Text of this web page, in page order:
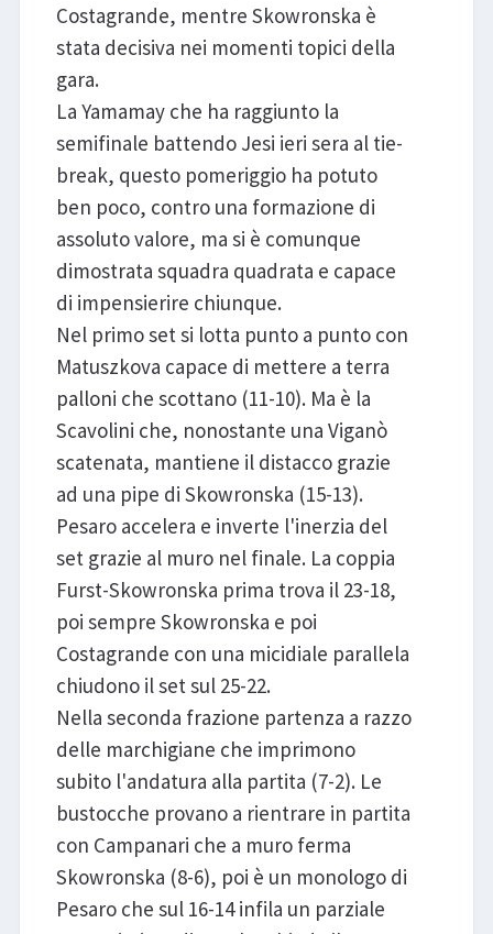
Costagrande, mentre Skowronska è
stata decisiva nei momenti topici della
gara.
La Yamamay che ha raggiunto la
semifinale battendo Jesi ieri sera al tie-
break, questo pomeriggio ha potuto
ben poco, contro una formazione di
assoluto valore, ma si è comunque
dimostrata squadra quadrata e capace
di impensierire chiunque.
Nel primo set si lotta punto a punto con
Matuszkova capace di mettere a terra
palloni che scottano (11-10). Ma è la
Scavolini che, nonostante una Viganò
scatenata, mantiene il distacco grazie
ad una pipe di Skowronska (15-13).
Pesaro accelera e inverte l'inerzia del
set grazie al muro nel finale. La coppia
Furst-Skowronska prima trova il 23-18,
poi sempre Skowronska e poi
Costagrande con una micidiale parallela
chiudono il set sul 25-22.
Nella seconda frazione partenza a razzo
delle marchigiane che imprimono
subito l'andatura alla partita (7-2). Le
bustocche provano a rientrare in partita
con Campanari che a muro ferma
Skowronska (8-6), poi è un monologo di
Pesaro che sul 16-14 infila un parziale